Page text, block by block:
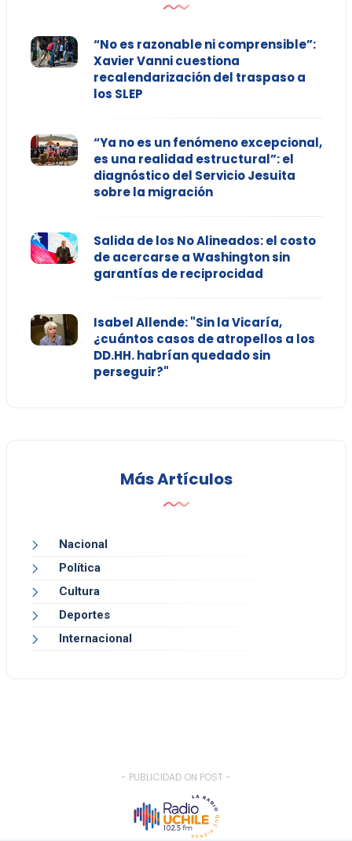
“No es razonable ni comprensible”:
Xavier Vanni cuestiona
recalendarización del traspaso a
los SLEP
“Ya no es un fenómeno excepcional,
es una realidad estructural”: el
diagnóstico del Servicio Jesuita
sobre la migración
Salida de los No Alineados: el costo
de acercarse a Washington sin
garantías de reciprocidad
Isabel Allende: "Sin la Vicaría,
¿cuántos casos de atropellos a los
DD.HH. habrían quedado sin
perseguir?"
Más Artículos
Nacional
Política
Cultura
Deportes
Internacional
- PUBLICIDAD ON POST -